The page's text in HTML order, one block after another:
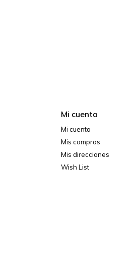
Mi cuenta
Mi cuenta
Mis compras
Mis direcciones
Wish List